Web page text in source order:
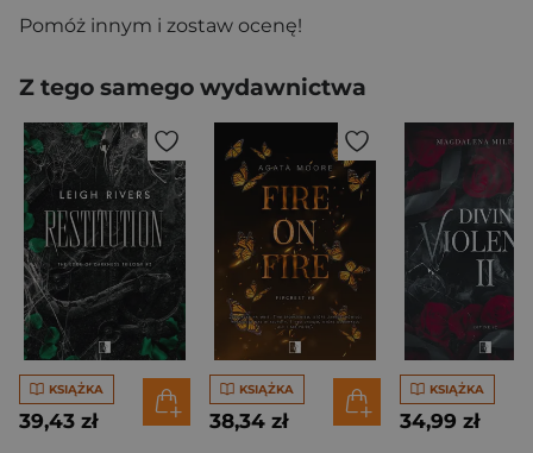
Pomóż innym i zostaw ocenę!
Z tego samego wydawnictwa
KSIĄŻKA
39,43 zł
KSIĄŻKA
38,34 zł
KSIĄŻKA
34,99 zł